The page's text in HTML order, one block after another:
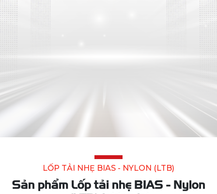
LỐP TẢI NHẸ BIAS - NYLON (LTB)
Sản phẩm Lốp tải nhẹ BIAS - Nylon